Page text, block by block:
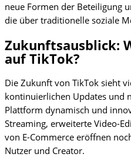
neue Formen der Beteiligung
die über traditionelle soziale
Zukunftsausblick:
auf TikTok?
Die Zukunft von TikTok sieht
kontinuierlichen Updates und
Plattform dynamisch und
Streaming, erweiterte Video-
von E-Commerce eröffnen
Nutzer und Creator.